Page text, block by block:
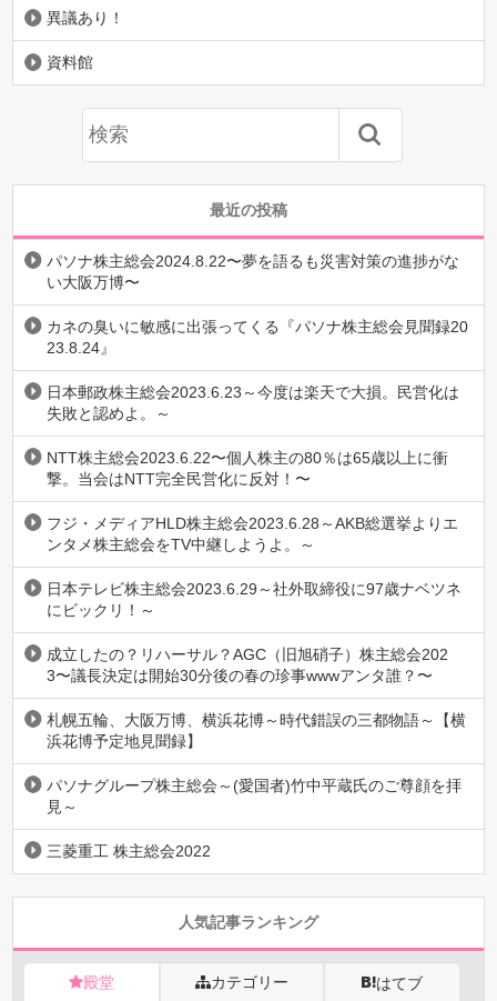
異議あり！
資料館
最近の投稿
パソナ株主総会2024.8.22〜夢を語るも災害対策の進捗がな
い大阪万博〜
カネの臭いに敏感に出張ってくる『パソナ株主総会見聞録20
23.8.24』
日本郵政株主総会2023.6.23～今度は楽天で大損。民営化は
失敗と認めよ。～
NTT株主総会2023.6.22〜個人株主の80％は65歳以上に衝
撃。当会はNTT完全民営化に反対！〜
フジ・メディアHLD株主総会2023.6.28～AKB総選挙よりエ
ンタメ株主総会をTV中継しようよ。～
日本テレビ株主総会2023.6.29～社外取締役に97歳ナベツネ
にビックリ！～
成立したの？リハーサル？AGC（旧旭硝子）株主総会202
3〜議長決定は開始30分後の春の珍事wwwアンタ誰？〜
札幌五輪、大阪万博、横浜花博～時代錯誤の三都物語～【横
浜花博予定地見聞録】
パソナグループ株主総会～(愛国者)竹中平蔵氏のご尊顔を拝
見～
三菱重工 株主総会2022
人気記事ランキング
殿堂 カテゴリー はてブ